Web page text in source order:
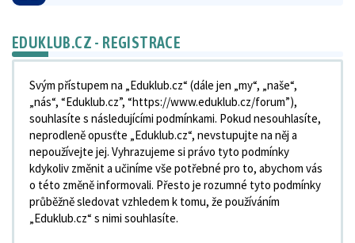
EDUKLUB.CZ - REGISTRACE
Svým přístupem na „Eduklub.cz“ (dále jen „my“, „naše“,
„nás“, “Eduklub.cz”, “https://www.eduklub.cz/forum”),
souhlasíte s následujícími podmínkami. Pokud nesouhlasíte,
neprodleně opusťte „Eduklub.cz“, nevstupujte na něj a
nepoužívejte jej. Vyhrazujeme si právo tyto podmínky
kdykoliv změnit a učiníme vše potřebné pro to, abychom vás
o této změně informovali. Přesto je rozumné tyto podmínky
průběžně sledovat vzhledem k tomu, že používáním
„Eduklub.cz“ s nimi souhlasíte.